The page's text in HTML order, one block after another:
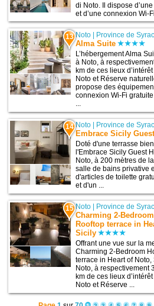
di Noto. Il dispose
et d’une connexion Wi-
13 Noto Province de
Alma Suite
L’hébergement Alma
à Noto, à
km de ces lieux
Noto et Réserve
propose des
connexion Wi-Fi
...
14 Noto Province de
Embrace Sicily
Doté d'une terrasse
l'Embrace Sicily Guest
Noto, à 200 mètres de
salle de bains privative
d'articles de toilette
et d'un ...
15 Noto Province de
Charming 2-
Rooftop terrace in
Sicily
Offrant une vue sur la
Charming 2-Bedroom
terrace in Heart of
Noto, à respectivement
km de ces lieux
Noto et Réserve ...